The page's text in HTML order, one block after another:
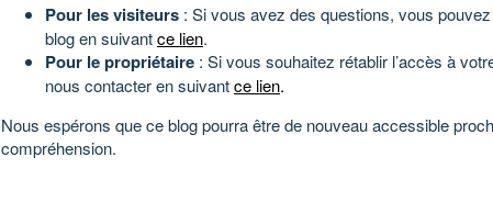
Pour les visiteurs : Si vous avez des questions, vous
blog en suivantce lien.
Pour le propriétaire : Si vous souhaitez rétablir l’accès à
nous contacter en suivantce lien.
Nous espérons que ce blog pourra être de nouveau accessible
compréhension.